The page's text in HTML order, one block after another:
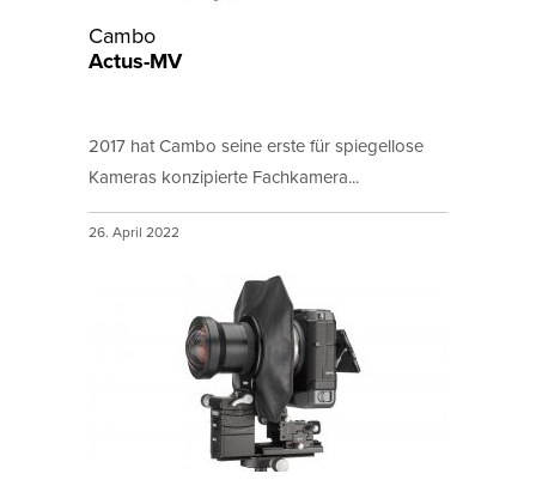
Cambo
Actus-MV
2017 hat Cambo seine erste für spiegellose
Kameras konzipierte Fachkamera...
26. April 2022